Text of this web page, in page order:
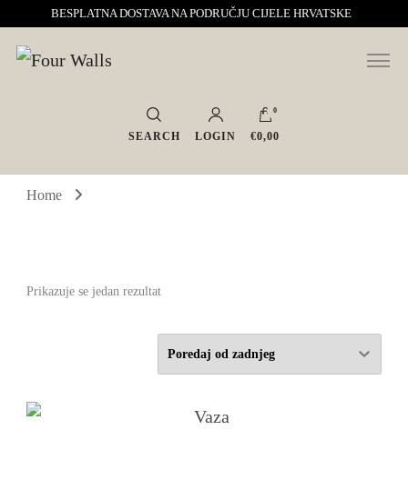
BESPLATNA DOSTAVA NA PODRUČJU CIJELE HRVATSKE
Four Walls
Sve za interijer po Vašoj mjeri. Salon namještaja, dekoracije i rasvjete.
Interijeri s karakterom
SEARCH LOGIN
0
€0,00
Home
Prikazuje se jedan rezultat